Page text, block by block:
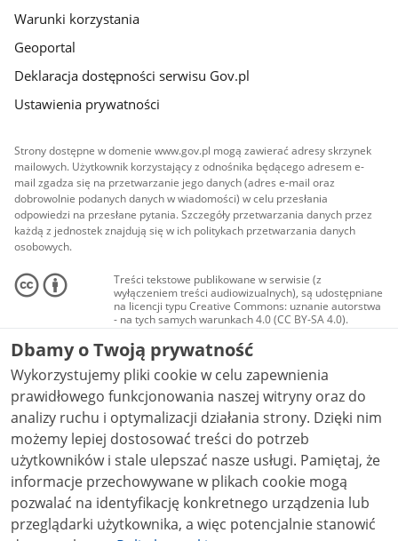
Warunki korzystania
Geoportal
Deklaracja dostępności serwisu Gov.pl
Ustawienia prywatności
Strony dostępne w domenie www.gov.pl mogą zawierać adresy skrzynek
mailowych. Użytkownik korzystający z odnośnika będącego adresem e-
mail zgadza się na przetwarzanie jego danych (adres e-mail oraz
dobrowolnie podanych danych w wiadomości) w celu przesłania
odpowiedzi na przesłane pytania. Szczegóły przetwarzania danych przez
każdą z jednostek znajdują się w ich politykach przetwarzania danych
osobowych.
Treści tekstowe publikowane w serwisie (z
wyłączeniem treści audiowizualnych), są udostępniane
na licencji typu Creative Commons: uznanie autorstwa
- na tych samych warunkach 4.0 (CC BY-SA 4.0).
Materiały audiowizualne, w tym zdjęcia, materiały
audio i wideo, są udostępniane na licencji typu
Creative Commons: uznanie autorstwa użycie
niekomercyjne - bez utworów zależnych 4.0 (CC BY-
NC-ND 4.0), o ile nie jest to stwierdzone inaczej.
Dbamy o Twoją prywatność
Wykorzystujemy pliki cookie w celu zapewnienia
prawidłowego funkcjonowania naszej witryny oraz do
analizy ruchu i optymalizacji działania strony. Dzięki nim
możemy lepiej dostosować treści do potrzeb
użytkowników i stale ulepszać nasze usługi. Pamiętaj, że
informacje przechowywane w plikach cookie mogą
pozwalać na identyfikację konkretnego urządzenia lub
przeglądarki użytkownika, a więc potencjalnie stanowić